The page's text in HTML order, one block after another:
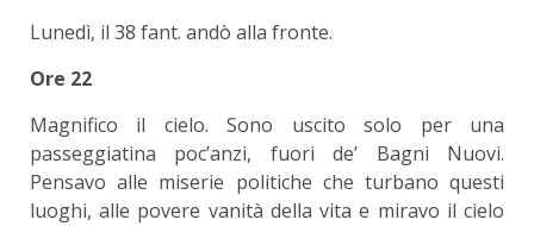
Lunedì, il 38 fant. andò alla fronte.
Ore 22
Magnifico il cielo. Sono uscito solo per una
passeggiatina poc’anzi, fuori de’ Bagni Nuovi.
Pensavo alle miserie politiche che turbano questi
luoghi, alle povere vanità della vita e miravo il cielo